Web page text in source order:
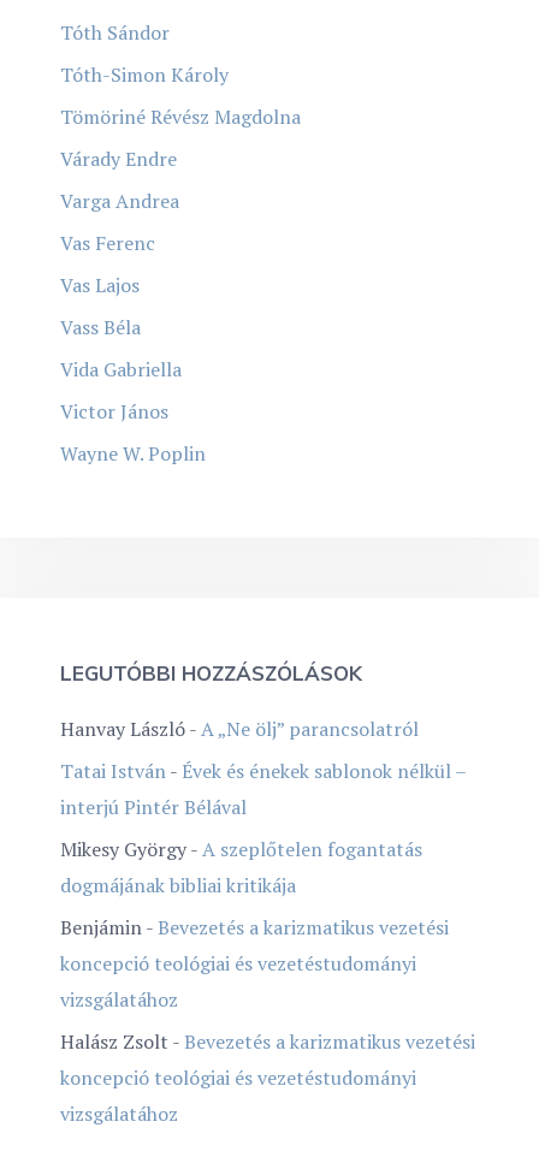
Tóth Sándor
Tóth-Simon Károly
Tömöriné Révész Magdolna
Várady Endre
Varga Andrea
Vas Ferenc
Vas Lajos
Vass Béla
Vida Gabriella
Victor János
Wayne W. Poplin
LEGUTÓBBI HOZZÁSZÓLÁSOK
Hanvay László-A „Ne ölj” parancsolatról
Tatai István- Évek és énekek sablonok nélkül –
interjú Pintér Bélával
Mikesy György-A szeplőtelen fogantatás
dogmájának bibliai kritikája
Benjámin-Bevezetés a karizmatikus vezetési
koncepció teológiai és vezetéstudományi
vizsgálatához
Halász Zsolt -Bevezetés a karizmatikus vezetési
koncepció teológiai és vezetéstudományi
vizsgálatához